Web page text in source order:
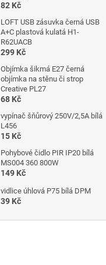
82 Kč
LOFT USB zásuvka černá USB
A+C plastová kulatá H1-
R62UACB
299 Kč
Objímka šikmá E27 černá
objímka na stěnu či strop
Creative PL27
68 Kč
vypínač šňůrový 250V/2,5A bílá
L456
15 Kč
Pohybové čidlo PIR IP20 bílá
MS004 360 800W
149 Kč
vidlice úhlová P75 bílá DPM
39 Kč